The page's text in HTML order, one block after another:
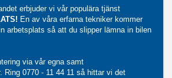
erbjuder vi vår populära tjänst
En av våra erfarna tekniker kommer
arbetsplats så att du slipper lämna in bilen
via vår egna samt
Ring 0770 - 11 44 11 så hittar vi det